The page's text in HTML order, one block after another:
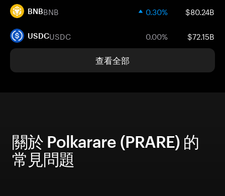
BNBBNB 0.30% $80.24B
USDCUSDC 0.00% $72.15B
查看全部
關於 Polkarare (PRARE) 的
常見問題